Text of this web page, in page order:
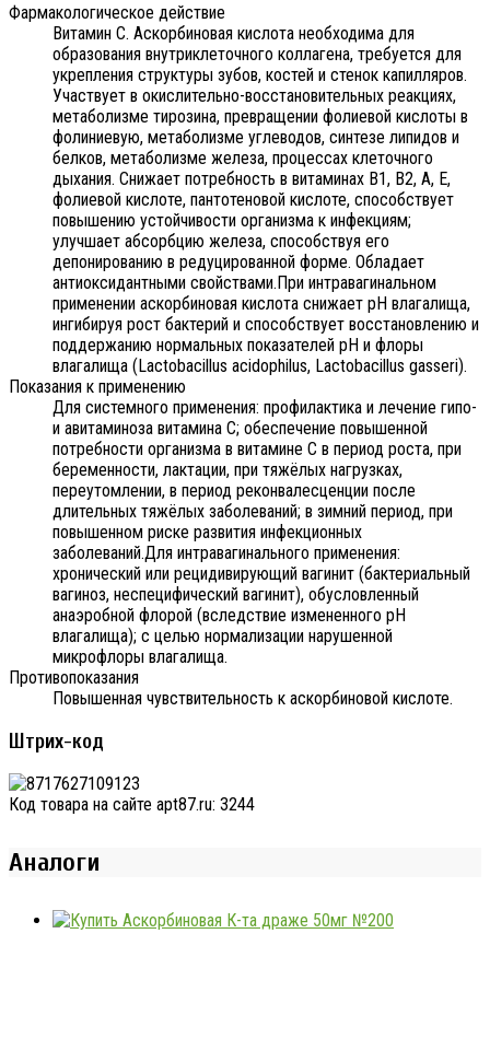
Фармакологическое действие
Витамин С. Аскорбиновая кислота необходима для
образования внутриклеточного коллагена, требуется для
укрепления структуры зубов, костей и стенок капилляров.
Участвует в окислительно-восстановительных реакциях,
метаболизме тирозина, превращении фолиевой кислоты в
фолиниевую, метаболизме углеводов, синтезе липидов и
белков, метаболизме железа, процессах клеточного
дыхания. Снижает потребность в витаминах B1, B2, A, E,
фолиевой кислоте, пантотеновой кислоте, способствует
повышению устойчивости организма к инфекциям;
улучшает абсорбцию железа, способствуя его
депонированию в редуцированной форме. Обладает
антиоксидантными свойствами.При интравагинальном
применении аскорбиновая кислота снижает рН влагалища,
ингибируя рост бактерий и способствует восстановлению и
поддержанию нормальных показателей рН и флоры
влагалища (Lactobacillus acidophilus, Lactobacillus gasseri).
Показания к применению
Для системного применения: профилактика и лечение гипо-
и авитаминоза витамина С; обеспечение повышенной
потребности организма в витамине С в период роста, при
беременности, лактации, при тяжёлых нагрузках,
переутомлении, в период реконвалесценции после
длительных тяжёлых заболеваний; в зимний период, при
повышенном риске развития инфекционных
заболеваний.Для интравагинального применения:
хронический или рецидивирующий вагинит (бактериальный
вагиноз, неспецифический вагинит), обусловленный
анаэробной флорой (вследствие измененного рН
влагалища); с целью нормализации нарушенной
микрофлоры влагалища.
Противопоказания
Повышенная чувствительность к аскорбиновой кислоте.
Штрих-код
Код товара на сайте apt87.ru: 3244
Аналоги